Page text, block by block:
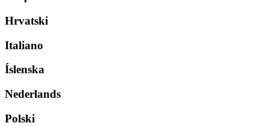
Hrvatski
Italiano
Íslenska
Nederlands
Polski